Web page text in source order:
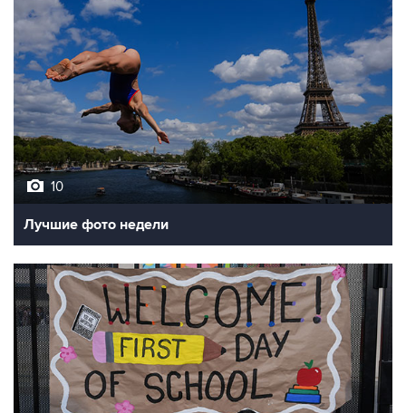
10
Лучшие фото недели